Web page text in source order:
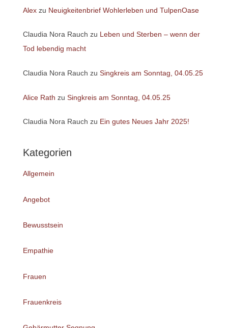
Alexzu Neuigkeitenbrief Wohlerleben und TulpenOase
Claudia Nora Rauch zu Leben und Sterben – wenn der
Tod lebendig macht
Claudia Nora Rauch zu Singkreis am Sonntag, 04.05.25
Alice Rath zu Singkreis am Sonntag, 04.05.25
Claudia Nora Rauch zu Ein gutes Neues Jahr 2025!
Kategorien
Allgemein
Angebot
Bewusstsein
Empathie
Frauen
Frauenkreis